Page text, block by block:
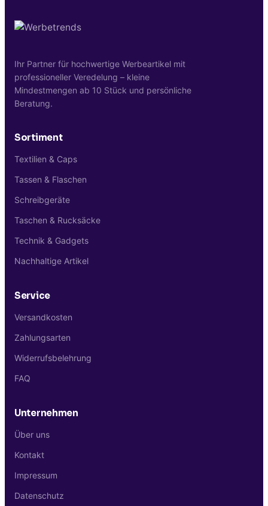
Ihr Partner für hochwertige Werbeartikel mit
professioneller Veredelung – kleine
Mindestmengen ab 10 Stück und persönliche
Beratung.
Sortiment
Textilien & Caps
Tassen & Flaschen
Schreibgeräte
Taschen & Rucksäcke
Technik & Gadgets
Nachhaltige Artikel
Service
Versandkosten
Zahlungsarten
Widerrufsbelehrung
FAQ
Unternehmen
Über uns
Kontakt
Impressum
Datenschutz